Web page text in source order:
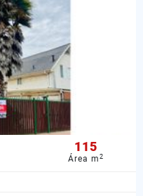
115
Área m2